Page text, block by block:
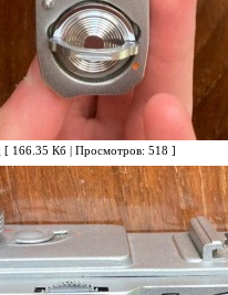
166.35 Кб | Просмотров: 518 ]